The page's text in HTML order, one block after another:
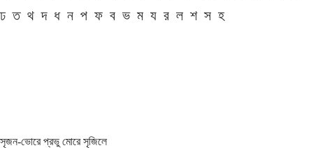
ঢ ত থ দ ধ ন প ফ ব ভ ম য র ল শ স হ
সৃজন-ভোরে প্রভু মোরে সৃজিলে